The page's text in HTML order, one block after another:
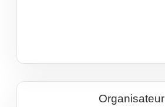
Organisateur